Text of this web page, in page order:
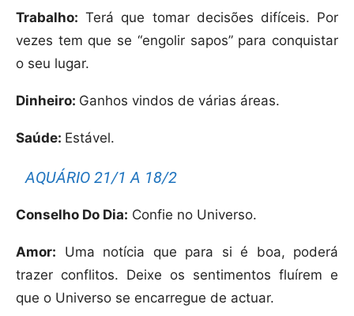
Trabalho: Terá que tomar decisões difíceis. Por
vezes tem que se “engolir sapos” para conquistar
o seu lugar.
Dinheiro: Ganhos vindos de várias áreas.
Saúde: Estável.
AQUÁRIO 21/1 A 18/2
Conselho Do Dia: Confie no Universo.
Amor: Uma notícia que para si é boa, poderá
trazer conflitos. Deixe os sentimentos fluírem e
que o Universo se encarregue de actuar.